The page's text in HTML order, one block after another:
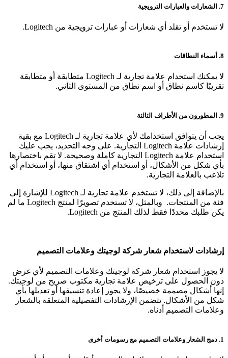
7. الشعارات والعبارات الترويجية
لا تستخدم أو تقلد أي شعارات أو عبارات ترويجية من Logitech.
8. أسماء النطاقات
لا يمكنك استخدام علامة تجارية لـ Logitech متطابقة أو متطابقة
تقريبًا كاسم نطاق أو اسم نطاق من المستوى الثاني.
9. المطورون من الأطراف الثالثة
يجب أن يتوافق استخدامك لأي علامة تجارية لـ Logitech مع بقية
إرشادات علامة Logitech التجارية. على وجه التحديد، يجب عليك
استخدام علامة Logitech التجارية كاملة وصحيحة. لا تقم باختصارها
بأي شكل من الأشكال، أو استخدام أي اشتقاق منها، أو استخدام أي
تلاعب بالعلامة التجارية.
بالإضافة إلى ذلك، لا تستخدم علامة تجارية لـ Logitech للإشارة إلى
فئة من المنتجات. وبالمثل، لا تستخدم تصويرًا لمنتج Logitech ما لم
يكن طلبك محددًا فقط لذلك المنتج من Logitech.
إرشادات لاستخدام شعار شركة لوجيتك وعلامات التصميم
لا يجوز استخدام شعار شركة لوجيتك وعلامات التصميم لأي غرض
دون الحصول على ترخيص علامة تجارية مكتوب صريح من لوجيتك.
إنها أشكال مصممة خصيصًا، ولا يجوز إعادة تنسيقها أو تعديلها بأي
شكل من الأشكال. تتضمن الإرشادات التفصيلية المتعلقة بالشعار
وعلامات التصميم أدناه.
1. دمج الشعار وعلامات التصميم مع رسومات أخرى